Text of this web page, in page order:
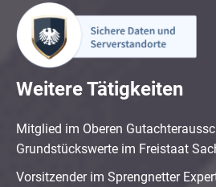
Weitere Tätigkeiten
Mitglied im Oberen
Grundstückswerte im Freistaat
Vorsitzender im Sprengnetter